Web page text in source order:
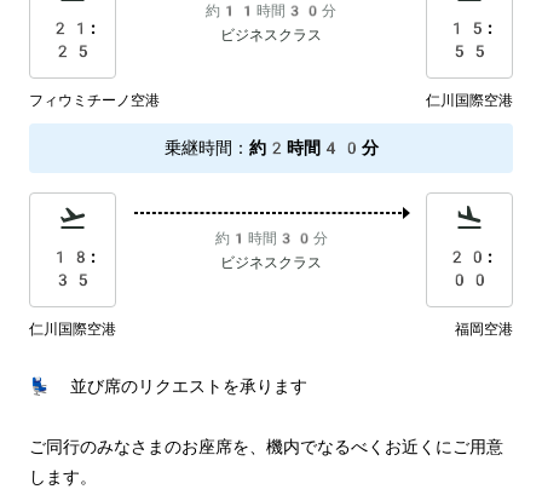
21:
25
約11時間30分
ビジネスクラス
15:
55
フィウミチーノ空港 仁川国際空港
乗継時間 ： 約2時間40分
18:
35
約1時間30分
ビジネスクラス
20:
00
仁川国際空港 福岡空港
💺 並び席のリクエストを承ります
ご同行のみなさまのお座席を、機内でなるべくお近くにご用意
します。